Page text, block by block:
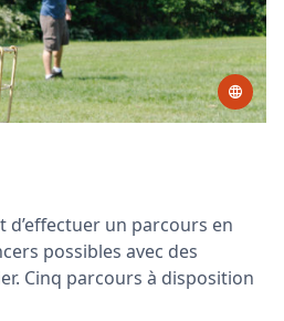
d’effectuer un parcours en
possibles avec des
Cinq parcours à disposition